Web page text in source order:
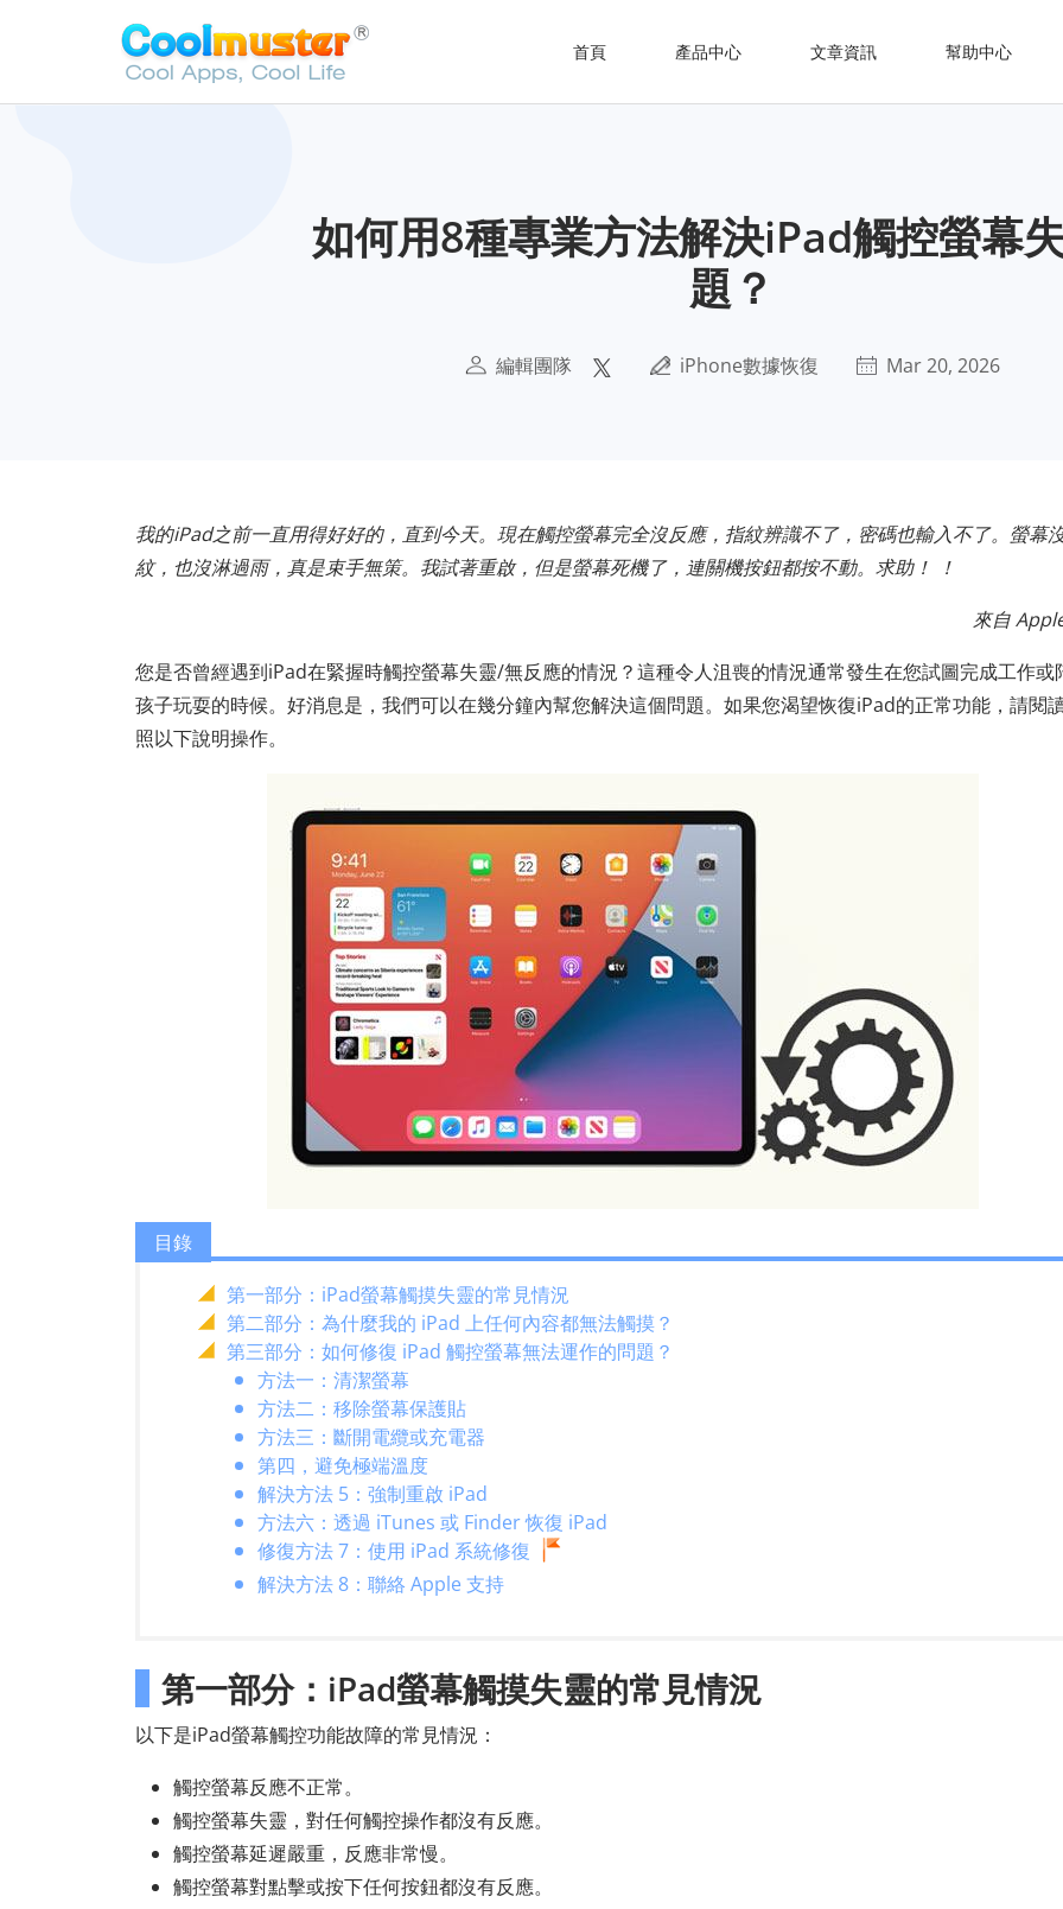
首頁 產品中心 文章資訊 幫助中心
如何用8種專業方法解決iPad觸控螢幕
題？
編輯團隊 iPhone數據恢復 Mar 20, 2026
我的iPad之前一直用得好好的，直到今天。現在觸控螢幕完全沒反應，指紋辨識不了，密碼也輸入不了。螢幕
紋，也沒淋過雨，真是束手無策。我試著重啟，但是螢幕死機了，連關機按鈕都按不動。求助！ ！
來自
您是否曾經遇到iPad在緊握時觸控螢幕失靈/無反應的情況？這種令人沮喪的情況通常發生在您試圖完成工作或
孩子玩耍的時候。好消息是，我們可以在幾分鐘內幫您解決這個問題。如果您渴望恢復iPad的正常功能，請閱
照以下說明操作。
目錄
第一部分：iPad螢幕觸摸失靈的常見情況
第二部分：為什麼我的 iPad 上任何內容都無法觸摸？
第三部分：如何修復 iPad 觸控螢幕無法運作的問題？
方法一：清潔螢幕
方法二：移除螢幕保護貼
方法三：斷開電纜或充電器
第四，避免極端溫度
解決方法 5：強制重啟 iPad
方法六：透過 iTunes 或 Finder 恢復 iPad
修復方法 7：使用 iPad 系統修復
解決方法 8：聯絡 Apple 支持
第一部分：iPad螢幕觸摸失靈的常見情況
以下是iPad螢幕觸控功能故障的常見情況：
觸控螢幕反應不正常。
觸控螢幕失靈，對任何觸控操作都沒有反應。
觸控螢幕延遲嚴重，反應非常慢。
觸控螢幕對點擊或按下任何按鈕都沒有反應。